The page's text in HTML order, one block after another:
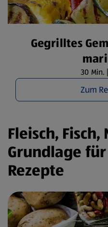
Gegrilltes
30 Min.
Zum
Fleisch,
Grundlage
Rezepte